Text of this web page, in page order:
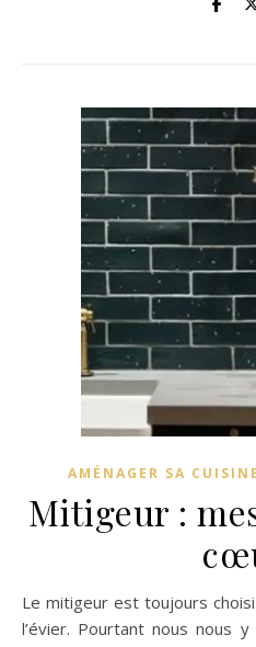
AMÉNAGER SA CUISINE
Mitigeur :
Le mitigeur est toujours choisi à la fin, il est de paire avec
l’évier. Pourtant nous nous